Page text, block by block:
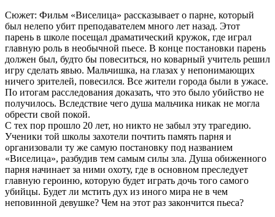
Сюжет: Фильм «Виселица» рассказывает о парне, который
был нелепо убит преподавателем много лет назад. Этот
парень в школе посещал драматический кружок, где играл
главную роль в необычной пьесе. В конце постановки парень
должен был, будто бы повеситься, но коварный учитель решил
игру сделать явью. Мальчишка, на глазах у непонимающих
ничего зрителей, повесился. Все жители города были в ужасе.
По итогам расследования доказать, что это было убийство не
получилось. Вследствие чего душа мальчика никак не могла
обрести свой покой.
С тех пор прошло 20 лет, но никто не забыл эту трагедию.
Ученики той школы захотели почтить память парня и
организовали ту же самую постановку под названием
«Виселица», разбудив тем самым силы зла. Душа обиженного
парня начинает за ними охоту, где в основном преследует
главную героиню, которую будет играть дочь того самого
убийцы. Будет ли мстить дух из иного мира не в чем
неповинной девушке? Чем на этот раз закончится пьеса?